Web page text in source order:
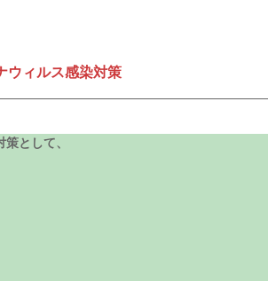
ウィルス感染対策
として、